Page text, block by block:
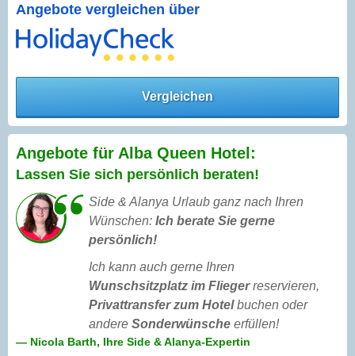
Angebote vergleichen über
Vergleichen
Angebote für Alba Queen Hotel:
Lassen Sie sich persönlich beraten!
Side & Alanya Urlaub ganz nach Ihren
Wünschen: Ich berate Sie gerne
persönlich!
Ich kann auch gerne Ihren
Wunschsitzplatz im Fliegerreservieren,
Privattransfer zum Hotelbuchen oder
andere Sonderwünsche erfüllen!
— Nicola Barth, Ihre Side & Alanya-Expertin